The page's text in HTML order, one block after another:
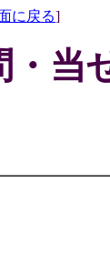
に戻る]
・当